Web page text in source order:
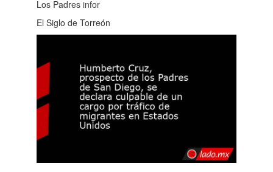
Los Padres infor
El Siglo de Torreón